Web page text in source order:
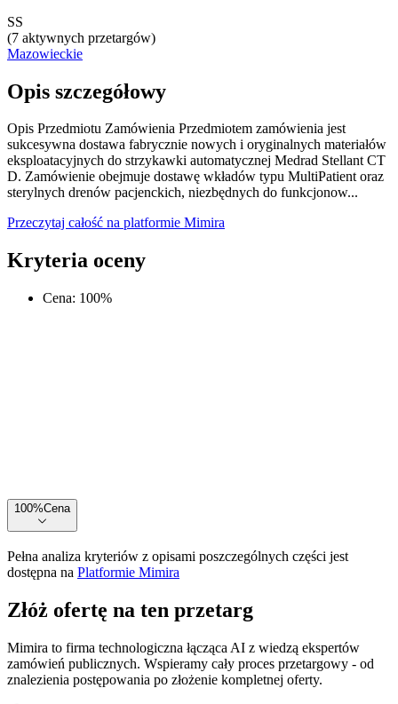
SS
(7 aktywnych przetargów)
Mazowieckie
Opis szczegółowy
Opis Przedmiotu Zamówienia Przedmiotem zamówienia jest
sukcesywna dostawa fabrycznie nowych i oryginalnych materiałów
eksploatacyjnych do strzykawki automatycznej Medrad Stellant CT
D. Zamówienie obejmuje dostawę wkładów typu MultiPatient oraz
sterylnych drenów pacjenckich, niezbędnych do funkcjonow...
Przeczytaj całość na platformie Mimira
Kryteria oceny
Cena: 100%
100%Cena
Pełna analiza kryteriów z opisami poszczególnych części jest
dostępna na Platformie Mimira
Złóż ofertę na ten przetarg
Mimira to firma technologiczna łącząca AI z wiedzą ekspertów
zamówień publicznych. Wspieramy cały proces przetargowy - od
znalezienia postępowania po złożenie kompletnej oferty.